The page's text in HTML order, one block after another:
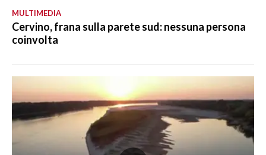
MULTIMEDIA
Cervino, frana sulla parete sud: nessuna persona
coinvolta